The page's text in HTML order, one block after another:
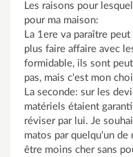
Les raisons pour
pour ma maison:
La 1ere va paraître
plus faire affaire avec
formidable, ils sont
pas, mais c'est mon
La seconde: sur les
matériels étaient
réviser par lui. Je
matos par quelqu'un
être moins cher sans